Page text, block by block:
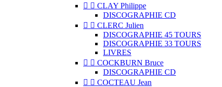
  CLAY Philippe
DISCOGRAPHIE CD
  CLERC Julien
DISCOGRAPHIE 45 TOURS
DISCOGRAPHIE 33 TOURS
LIVRES
  COCKBURN Bruce
DISCOGRAPHIE CD
  COCTEAU Jean